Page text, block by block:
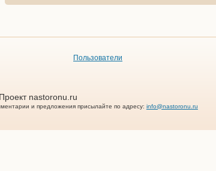
Пользователи
nastoronu.ru
и предложения присылайте по адресу: info@nastoronu.ru